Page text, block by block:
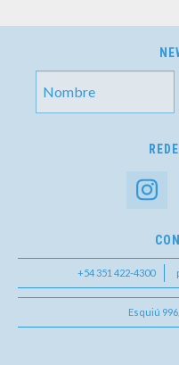
+54 351 422-4300
Esquiú